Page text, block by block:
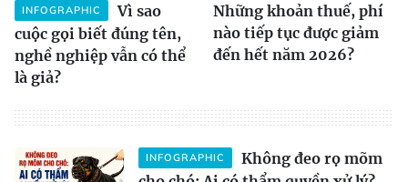
INFOGRAPHIC
Vì sao
cuộc gọi biết đúng tên,
nghề nghiệp vẫn có thể
là giả?
Những khoản thuế, phí
nào tiếp tục được giảm
đến hết năm 2026?
INFOGRAPHIC
Không đeo rọ mõm